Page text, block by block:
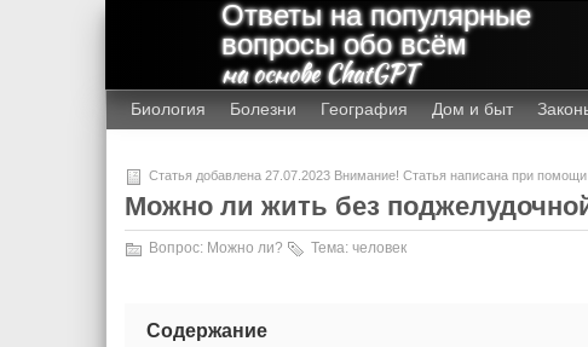
Ответы на популярные
вопросы обо всём
на основе ChatGPT
Биология Болезни География Дом и быт
Статья добавлена 27.07.2023 Внимание! Статья написана при
Можно ли жить без
Вопрос: Можно ли? Тема: человек
Содержание